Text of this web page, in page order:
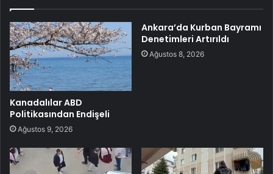
Kanadalılar ABD
Politikasından Endişeli
Ağustos 9, 2026
Ankara’da Kurban Bayramı
Denetimleri Artırıldı
Ağustos 8, 2026